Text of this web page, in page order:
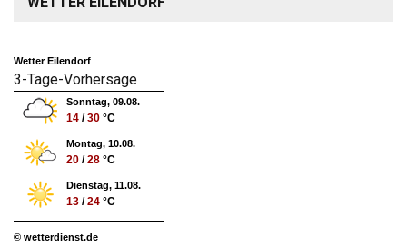
Wetter Eilendorf
3-Tage-Vorhersage
Sonntag, 09.08.
14 /30 °C
Montag, 10.08.
20 /28 °C
Dienstag, 11.08.
13 /24 °C
© wetterdienst.de